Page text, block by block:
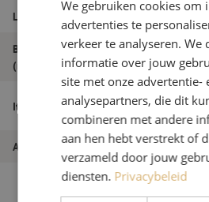
Lengte
Buitendiameter
(mm)
1.8
Itemnaam
Patchkabel
1.8mm, 15m
Artikelnummer M20000115
We gebruiken cookies om
advertenties te
verkeer te analyseren. We
informatie over jouw
site met onze advertentie-
analysepartners, die dit
combineren met andere
aan hen hebt verstrekt of
verzameld door jouw
diensten. Privacybeleid